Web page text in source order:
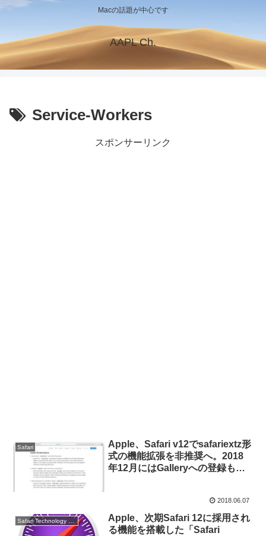
Macの話題が中心です
AAPL Ch.
Service-Workers
スポンサーリンク
Safari
Apple、Safari v12でsafariextz形
式の機能拡張を非推奨へ。2018
年12月にはGalleryへの登録も終
2018.06.07
Apple、次期Safari 12に採用され
る機能を搭載した「Safari